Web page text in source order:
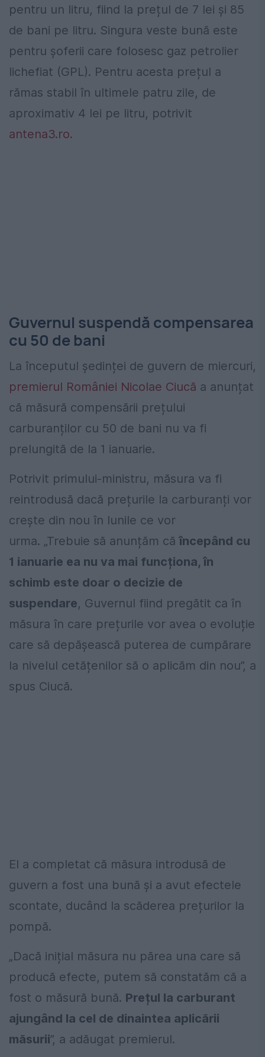
pentru un litru, fiind la prețul de 7 lei și 85
de bani pe litru. Singura veste bună este
pentru șoferii care folosesc gaz petrolier
lichefiat (GPL). Pentru acesta prețul a
rămas stabil în ultimele patru zile, de
aproximativ 4 lei pe litru, potrivit
antena3.ro.
Guvernul suspendă compensarea
cu 50 de bani
La începutul ședinței de guvern de miercuri,
premierul României Nicolae Ciucă a anunțat
că măsură compensării prețului
carburanților cu 50 de bani nu va fi
prelungită de la 1 ianuarie.
Potrivit primului-ministru, măsura va fi
reintrodusă dacă prețurile la carburanți vor
crește din nou în lunile ce vor
urma. „Trebuie să anunțăm că începând cu
1 ianuarie ea nu va mai funcționa, în
schimb este doar o decizie de
suspendare, Guvernul fiind pregătit ca în
măsura în care prețurile vor avea o evoluție
care să depășească puterea de cumpărare
la nivelul cetățenilor să o aplicăm din nou”, a
spus Ciucă.
El a completat că măsura introdusă de
guvern a fost una bună și a avut efectele
scontate, ducând la scăderea prețurilor la
pompă.
„Dacă inițial măsura nu părea una care să
producă efecte, putem să constatăm că a
fost o măsură bună. Prețul la carburant
ajungând la cel de dinaintea aplicării
măsurii”, a adăugat premierul.